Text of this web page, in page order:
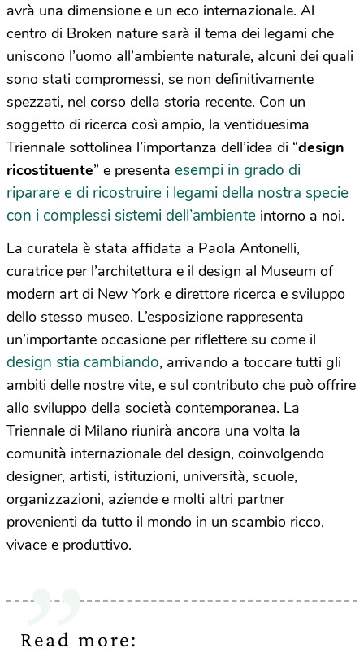
avrà una dimensione e un eco internazionale. Al
centro di Broken nature sarà il tema dei legami che
uniscono l’uomo all’ambiente naturale, alcuni dei quali
sono stati compromessi, se non definitivamente
spezzati, nel corso della storia recente. Con un
soggetto di ricerca così ampio, la ventiduesima
Triennale sottolinea l’importanza dell’idea di “design
ricostituente” e presenta esempi in grado di
riparare e di ricostruire i legami della nostra specie
con i complessi sistemi dell’ambiente intorno a noi.
La curatela è stata affidata a Paola Antonelli,
curatrice per l’architettura e il design al Museum of
modern art di New York e direttore ricerca e sviluppo
dello stesso museo. L’esposizione rappresenta
un’importante occasione per riflettere su come il
design stia cambiando, arrivando a toccare tutti gli
ambiti delle nostre vite, e sul contributo che può offrire
allo sviluppo della società contemporanea. La
Triennale di Milano riunirà ancora una volta la
comunità internazionale del design, coinvolgendo
designer, artisti, istituzioni, università, scuole,
organizzazioni, aziende e molti altri partner
provenienti da tutto il mondo in un scambio ricco,
vivace e produttivo.
Read more: